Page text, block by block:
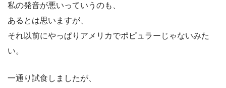
私の発音が悪いっていうのも、
あるとは思いますが、
それ以前にやっぱりアメリカでポピュラーじゃないみた
い。
一通り試食しましたが、